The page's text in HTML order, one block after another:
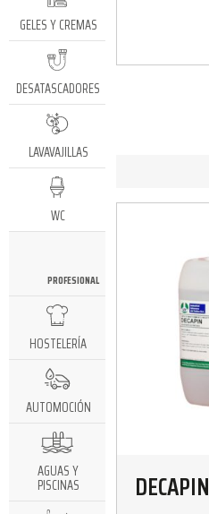
GELES Y CREMAS
DESATASCADORES
LAVAVAJILLAS
WC
PROFESIONAL
HOSTELERÍA
AUTOMOCIÓN
AGUAS Y
PISCINAS DECAPIN